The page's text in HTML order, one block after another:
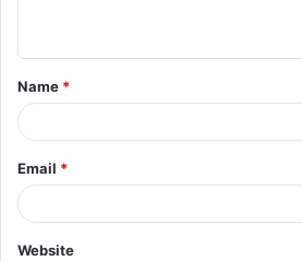
t
*
Name *
Email *
Website